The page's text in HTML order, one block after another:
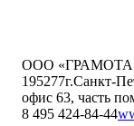
ООО
195277г.Санкт-
офис 63, часть
8 495 424-84-44